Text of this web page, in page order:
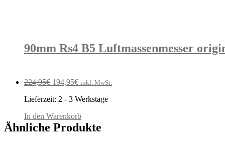
90mm Rs4 B5 Luftmassenmesser
224,95€ Ursprünglicher
war:
194,95€Aktueller
ist:
inkl. MwSt.
Lieferzeit: 2 - 3 Werkstage
In den Warenkorb
Ähnliche Produkte